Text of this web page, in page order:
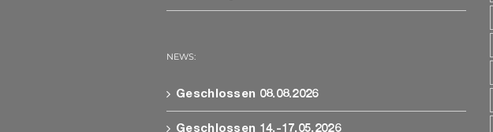
NEWS:
Geschlossen 08.08.2026
Geschlossen 14.-17.05.2026